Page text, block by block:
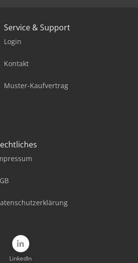
Service & Support
Login
Kontakt
Muster-Kaufvertrag
LinkedIn